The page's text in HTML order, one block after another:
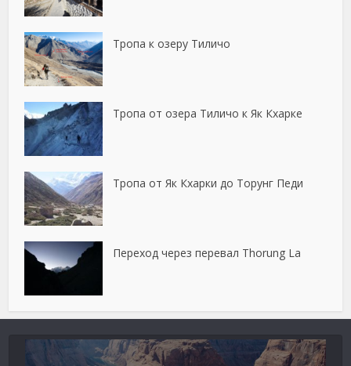
Тропа к озеру Тиличо
Тропа от озера Тиличо к Як Кхарке
Тропа от Як Кхарки до Торунг Педи
Переход через перевал Thorung La